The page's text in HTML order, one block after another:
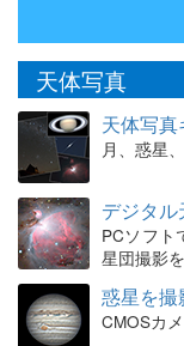
天体写真
天体写
月、惑星
デジタ
PCソフト
星団撮影
惑星を撮
CMOSカ